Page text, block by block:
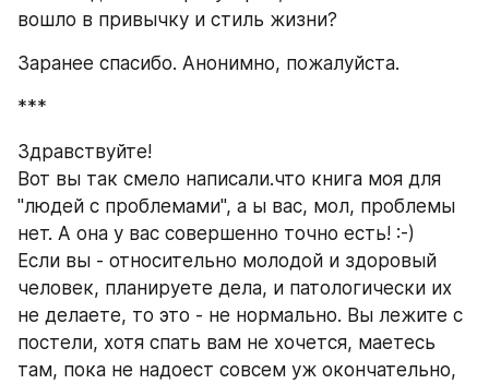
вошло в привычку и стиль жизни?
Заранее спасибо. Анонимно, пожалуйста.
***
Здравствуйте!
Вот вы так смело написали.что книга моя для
"людей с проблемами", а ы вас, мол, проблемы
нет. А она у вас совершенно точно есть! :-)
Если вы - относительно молодой и здоровый
человек, планируете дела, и патологически их
не делаете, то это - не нормально. Вы лежите с
постели, хотя спать вам не хочется, маетесь
там, пока не надоест совсем уж окончательно,